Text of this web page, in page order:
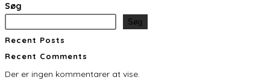
Søg
Søg
Recent Posts
Recent Comments
Der er ingen kommentarer at vise.